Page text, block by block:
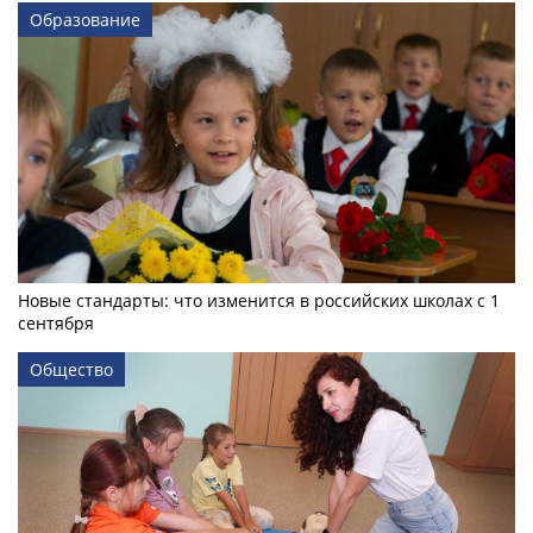
Образование
Новые стандарты: что изменится в российских школах с 1
сентября
Общество